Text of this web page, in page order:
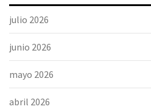
julio 2026
junio 2026
mayo 2026
abril 2026